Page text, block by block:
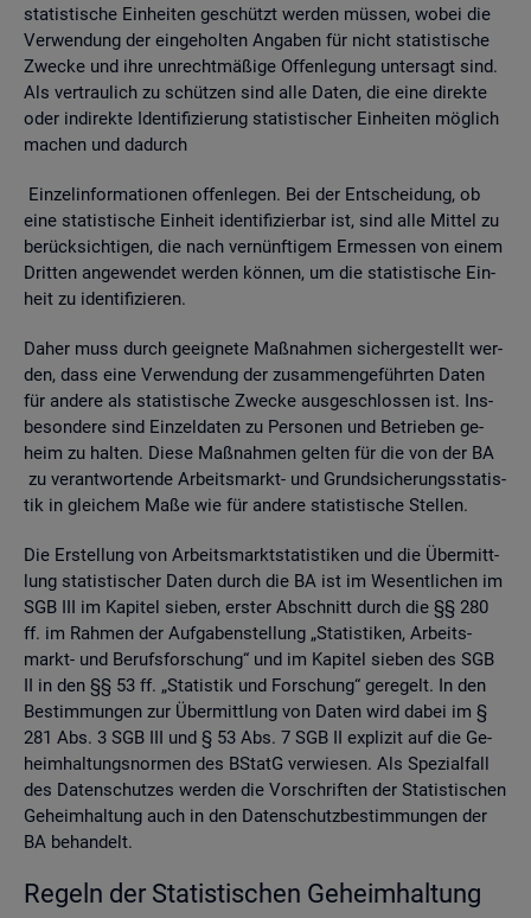
sta­tis­ti­sche Ein­hei­ten ge­schützt wer­den müs­sen, wobei die
Ver­wen­dung der ein­ge­hol­ten An­ga­ben für nicht sta­tis­ti­sche
Zwe­cke und ihre un­recht­mä­ßi­ge Of­fen­le­gung un­ter­sagt sind.
Als ver­trau­lich zu schüt­zen sind alle Daten, die eine di­rek­te
oder in­di­rek­te Iden­ti­fi­zie­rung sta­tis­ti­scher Ein­hei­ten mög­lich
ma­chen und da­durch
Ein­zel­in­for­ma­tio­nen of­fen­le­gen. Bei der Ent­schei­dung, ob
eine sta­tis­ti­sche Ein­heit iden­ti­fi­zier­bar ist, sind alle Mit­tel zu
be­rück­sich­ti­gen, die nach ver­nünf­ti­gem Er­mes­sen von einem
Drit­ten an­ge­wen­det wer­den kön­nen, um die sta­tis­ti­sche Ein­
heit zu iden­ti­fi­zie­ren.
Daher muss durch ge­eig­ne­te Maß­nah­men si­cher­ge­stellt wer­
den, dass eine Ver­wen­dung der zu­sam­men­ge­führ­ten Daten
für an­de­re als sta­tis­ti­sche Zwe­cke aus­ge­schlos­sen ist. Ins­
be­son­de­re sind Ein­zel­da­ten zu Per­so­nen und Be­trie­ben ge­
heim zu hal­ten. Diese Maß­nah­men gel­ten für die von der BA
zu ver­ant­wor­ten­de Ar­beits­markt- und Grund­si­che­rungs­sta­tis­
tik in glei­chem Maße wie für an­de­re sta­tis­ti­sche Stel­len.
Die Er­stel­lung von Ar­beits­markt­sta­tis­ti­ken und die Über­mitt­
lung sta­tis­ti­scher Daten durch die BA ist im We­sent­li­chen im
SGB III im Ka­pi­tel sie­ben, ers­ter Ab­schnitt durch die §§ 280
ff. im Rah­men der Auf­ga­ben­stel­lung „Sta­tis­ti­ken, Ar­beits­
markt- und Be­rufs­for­schung“ und im Ka­pi­tel sie­ben des SGB
II in den §§ 53 ff. „Sta­tis­tik und For­schung“ ge­re­gelt. In den
Be­stim­mun­gen zur Über­mitt­lung von Daten wird dabei im §
281 Abs. 3 SGB III und § 53 Abs. 7 SGB II ex­pli­zit auf die Ge­
heim­hal­tungs­nor­men des BStatG ver­wie­sen. Als Spe­zi­al­fall
des Da­ten­schut­zes wer­den die Vor­schrif­ten der Sta­tis­ti­schen
Ge­heim­hal­tung auch in den Da­ten­schutz­be­stim­mun­gen der
BA be­han­delt.
Re­geln der Sta­tis­ti­schen Ge­heim­hal­tung